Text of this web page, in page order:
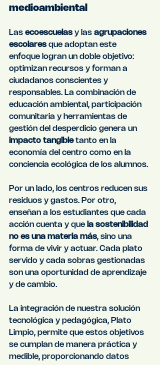
medioambiental
Las ecoescuelas y las agrupaciones
escolares que adoptan este
enfoque logran un doble objetivo:
optimizan recursos y forman a
ciudadanos conscientes y
responsables. La combinación de
educación ambiental, participación
comunitaria y herramientas de
gestión del desperdicio genera un
impacto tangible tanto en la
economía del centro como en la
conciencia ecológica de los alumnos.
Por un lado, los centros reducen sus
residuos y gastos. Por otro,
enseñan a los estudiantes que cada
acción cuenta y que la sostenibilidad
no es una materia más, sino una
forma de vivir y actuar. Cada plato
servido y cada sobras gestionadas
son una oportunidad de aprendizaje
y de cambio.
La integración de nuestra solución
tecnológica y pedagógica, Plato
Limpio, permite que estos objetivos
se cumplan de manera práctica y
medible, proporcionando datos